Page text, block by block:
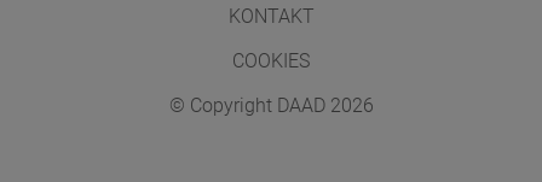
KONTAKT
COOKIES
© Copyright DAAD 2026